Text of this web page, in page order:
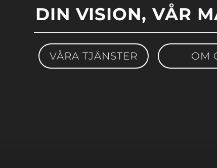
DIN VISION, VÅR
VÅRA TJÄNSTER OM